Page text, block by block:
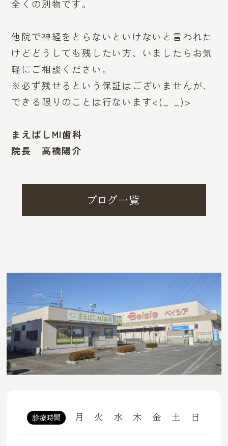
全くの別物です。
他院で神経をとらないといけないと言われた
けどどうしても残したい方、いましたらお気
軽にご相談ください。
※必ず残せるという保証はございませんが、
できる限りのことは行ないます<(_ _)>
まえばしMI歯科
院長 高橋陽介
ブログ一覧
診療時間 月 火 水 木 金 土 日